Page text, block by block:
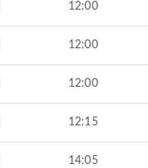
12:00
12:00
12:00
12:15
14:05